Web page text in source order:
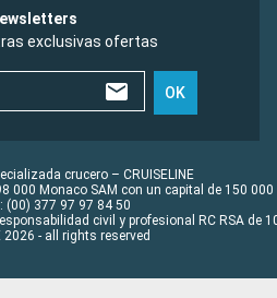
exclusivas ofertas
OK
crucero – CRUISELINE
000 Monaco SAM con un capital de 150 000
(00) 377 97 97 84 50
civil y profesional RC RSA de
2026 - all rights reserved